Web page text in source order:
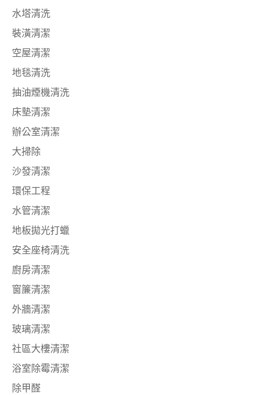
水塔清洗
裝潢清潔
空屋清潔
地毯清洗
抽油煙機清洗
床墊清潔
辦公室清潔
大掃除
沙發清潔
環保工程
水管清潔
地板拋光打蠟
安全座椅清洗
廚房清潔
窗簾清潔
外牆清潔
玻璃清潔
社區大樓清潔
浴室除霉清潔
除甲醛